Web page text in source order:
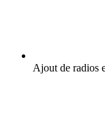
Ajout de radios